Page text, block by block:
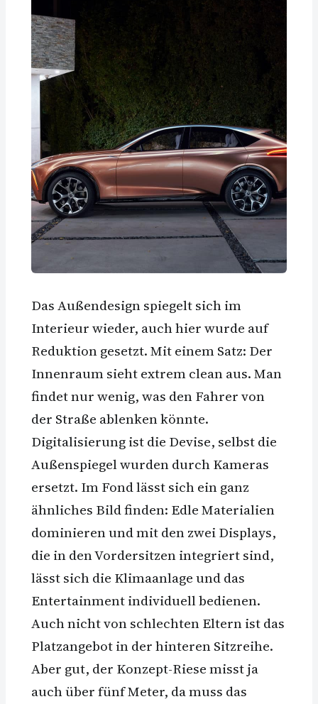
Das Außendesign spiegelt sich im
Interieur wieder, auch hier wurde auf
Reduktion gesetzt. Mit einem Satz: Der
Innenraum sieht extrem clean aus. Man
findet nur wenig, was den Fahrer von
der Straße ablenken könnte.
Digitalisierung ist die Devise, selbst die
Außenspiegel wurden durch Kameras
ersetzt. Im Fond lässt sich ein ganz
ähnliches Bild finden: Edle Materialien
dominieren und mit den zwei Displays,
die in den Vordersitzen integriert sind,
lässt sich die Klimaanlage und das
Entertainment individuell bedienen.
Auch nicht von schlechten Eltern ist das
Platzangebot in der hinteren Sitzreihe.
Aber gut, der Konzept-Riese misst ja
auch über fünf Meter, da muss das